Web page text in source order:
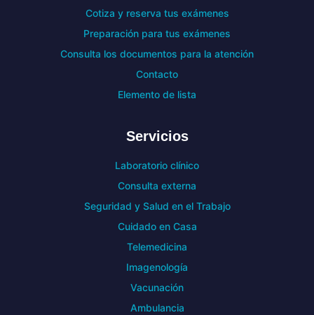
Cotiza y reserva tus exámenes
Preparación para tus exámenes
Consulta los documentos para la atención
Contacto
Elemento de lista
Servicios
Laboratorio clínico
Consulta externa
Seguridad y Salud en el Trabajo
Cuidado en Casa
Telemedicina
Imagenología
Vacunación
Ambulancia